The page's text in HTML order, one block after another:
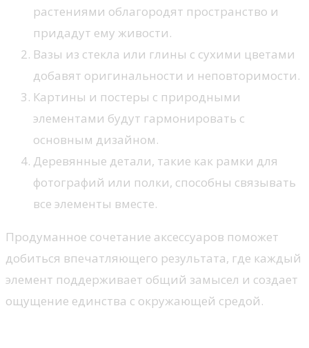
растениями облагородят пространство и
придадут ему живости.
Вазы из стекла или глины с сухими цветами
добавят оригинальности и неповторимости.
Картины и постеры с природными
элементами будут гармонировать с
основным дизайном.
Деревянные детали, такие как рамки для
фотографий или полки, способны связывать
все элементы вместе.
Продуманное сочетание аксессуаров поможет
добиться впечатляющего результата, где каждый
элемент поддерживает общий замысел и создает
ощущение единства с окружающей средой.